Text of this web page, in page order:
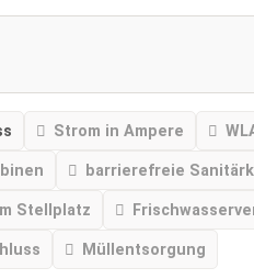
Strom in Ampere
barrierefreie
Stellplatz
Müllentsorgung